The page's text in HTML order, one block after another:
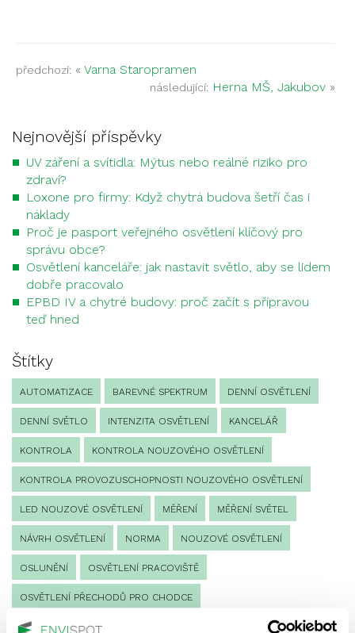
předchozí: « Varna Staropramen
následující: Herna MŠ, Jakubov »
Nejnovější příspěvky
UV záření a svítidla: Mýtus nebo reálné riziko pro
zdraví?
Loxone pro firmy: Když chytrá budova šetří čas i
náklady
Proč je pasport veřejného osvětlení klíčový pro
správu obce?
Osvětlení kanceláře: jak nastavit světlo, aby se lidem
dobře pracovalo
EPBD IV a chytré budovy: proč začít s přípravou
teď hned
Štítky
AUTOMATIZACE BAREVNÉ SPEKTRUM DENNÍ OSVĚTLENÍ
DENNÍ SVĚTLO INTENZITA OSVĚTLENÍ KANCELÁŘ
KONTROLA KONTROLA NOUZOVÉHO OSVĚTLENÍ
KONTROLA PROVOZUSCHOPNOSTI NOUZOVÉHO OSVĚTLENÍ
LED NOUZOVÉ OSVĚTLENÍ MĚŘENÍ MĚŘENÍ SVĚTEL
NÁVRH OSVĚTLENÍ NORMA NOUZOVÉ OSVĚTLENÍ
OSLUNĚNÍ OSVĚTLENÍ PRACOVIŠTĚ
OSVĚTLENÍ PŘECHODŮ PRO CHODCE
OSVĚTLENÍ SPORTOVIŠŤ